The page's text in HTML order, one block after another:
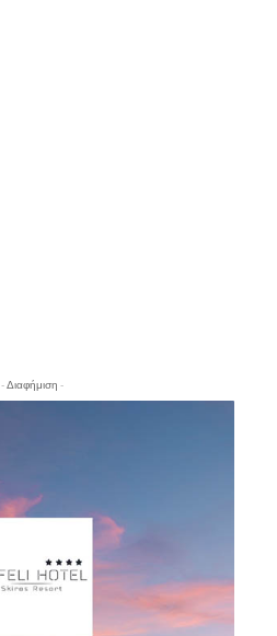
- Διαφήμιση -